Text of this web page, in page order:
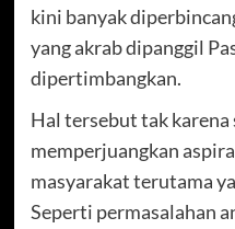
kini banyak
yang akrab dipanggil
dipertimbangkan.
Hal tersebut tak karena
memperjuangkan
masyarakat terutama
Seperti permasalahan